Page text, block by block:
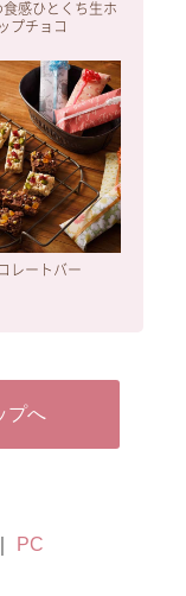
食感ひとくち生ホ
プチョコ
レートバー
プへ
PC